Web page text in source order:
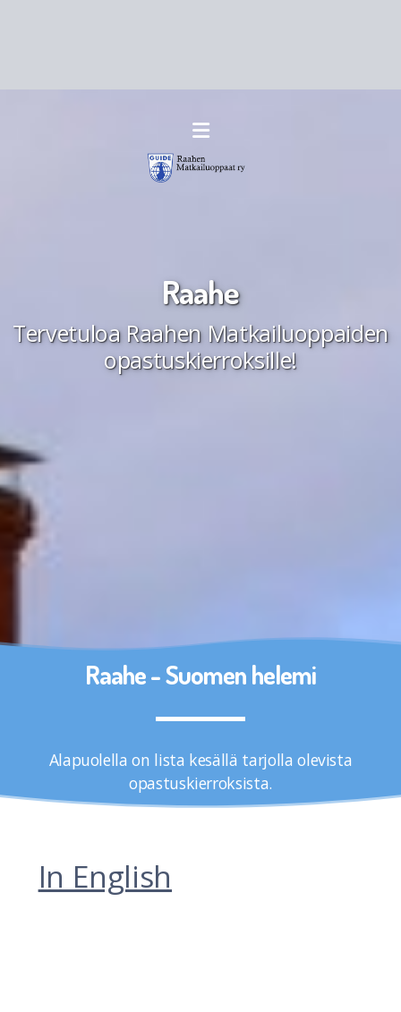
Raahe
Tervetuloa Raahen Matkailuoppaiden
opastuskierroksille!
Raahe - Suomen helemi
Alapuolella on lista kesällä tarjolla olevista
opastuskierroksista.
In English